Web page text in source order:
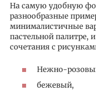
На самую удобную
разнообразные
минималистичные
пастельной палитре,
сочетания с
Нежно-
бежевый,